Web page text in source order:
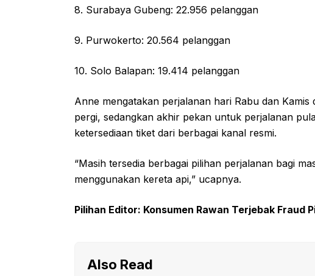
8. Surabaya Gubeng: 22.956 pelanggan
9. Purwokerto: 20.564 pelanggan
10. Solo Balapan: 19.414 pelanggan
Anne mengatakan perjalanan hari Rabu dan
pergi, sedangkan akhir pekan untuk perjalanan
ketersediaan tiket dari berbagai kanal resmi.
“Masih tersedia berbagai pilihan perjalanan bagi
menggunakan kereta api,” ucapnya.
Pilihan Editor: Konsumen Rawan Terjebak Fraud
Also Read